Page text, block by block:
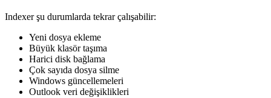
Indexer şu durumlarda tekrar çalışabilir:
Yeni dosya ekleme
Büyük klasör taşıma
Harici disk bağlama
Çok sayıda dosya silme
Windows güncellemeleri
Outlook veri değişiklikleri